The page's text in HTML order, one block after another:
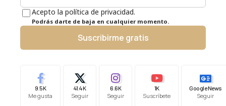
Acepto la política de privacidad.
Podrás darte de baja en cualquier momento.
Suscribirme gratis
9.5K
Me gusta
41.4K
Seguir
6.6K
Seguir
1K
Suscríbete
Google News
Seguir